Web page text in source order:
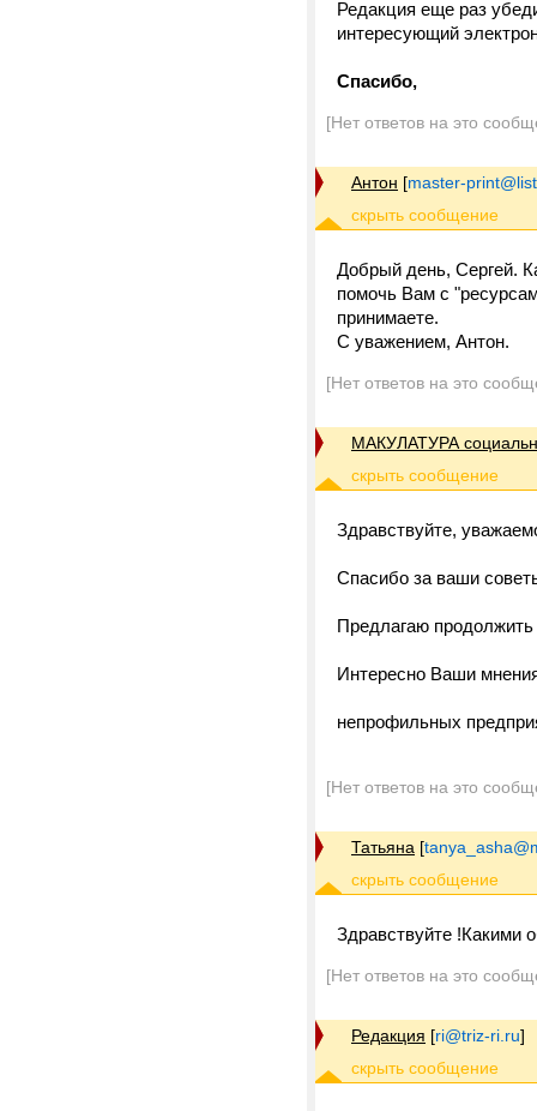
Редакция еще раз
интересующий
Спасибо,
[Нет ответов на это
Антон [master-
Добрый день, Сергей.
помочь Вам с
принимаете.
С уважением, Антон.
[Нет ответов на это
МАКУЛАТУРА
Здравствуйте,
Спасибо за ваши
Предлагаю
Интересно Ваши
непрофильных
[Нет ответов на это
Татьяна [
Здравствуйте !Какими
[Нет ответов на это
Редакция [ri@triz-ri.ru]